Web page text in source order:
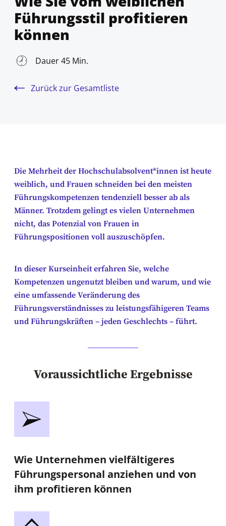
Führungsstil profitieren
können
Dauer 45 Min.
Zurück zur Gesamtliste
Die Mehrheit der Hochschulabsolvent*innen ist heute
weiblich, und Frauen schneiden bei den meisten
Führungskompetenzen tendenziell besser ab als
Männer. Trotzdem gelingt es vielen Unternehmen
nicht, das Potenzial von Frauen in
Führungspositionen voll auszuschöpfen.
In dieser Kurseinheit erfahren Sie, welche
Kompetenzen ungenutzt bleiben und warum, und wie
eine umfassende Veränderung des
Führungsverständnisses zu leistungsfähigeren Teams
und Führungskräften – jeden Geschlechts – führt.
Voraussichtliche Ergebnisse
Wie Unternehmen vielfältigeres
Führungspersonal anziehen und von
ihm profitieren können